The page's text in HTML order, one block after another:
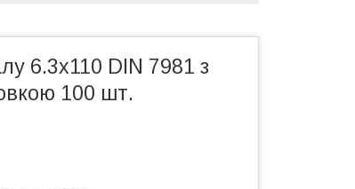
6.3х110 DIN 7981 з
100 шт.